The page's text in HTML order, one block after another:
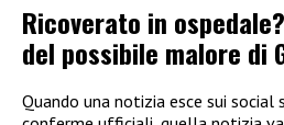
Ricoverato in
del possibile malore di
Quando una notizia esce sui social